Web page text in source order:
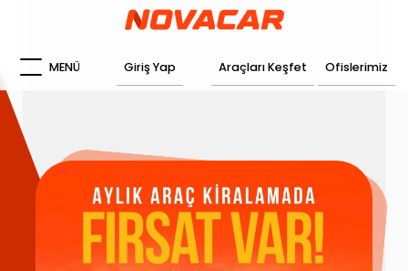
MENÜ Giriş Yap Araçları Keşfet Ofislerimiz